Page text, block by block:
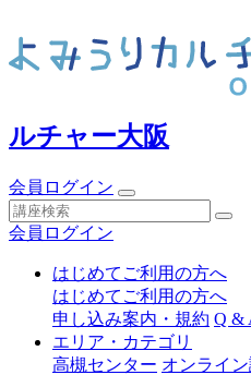
ルチャー大阪
会員ログイン
会員ログイン
はじめてご利用の方へ
はじめてご利用の方へ
申し込み案内・規約 Q &
エリア・カテゴリ
高槻センター オンライ